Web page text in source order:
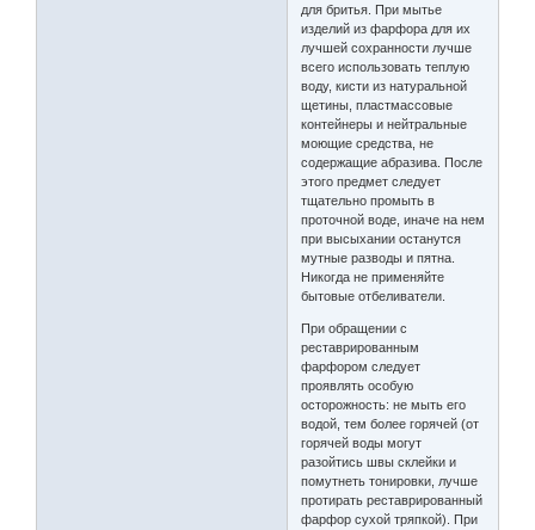
для бритья. При мытье
изделий из фарфора для их
лучшей сохранности лучше
всего использовать теплую
воду, кисти из натуральной
щетины, пластмассовые
контейнеры и нейтральные
моющие средства, не
содержащие абразива. После
этого предмет следует
тщательно промыть в
проточной воде, иначе на нем
при высыхании останутся
мутные разводы и пятна.
Никогда не применяйте
бытовые отбеливатели.
При обращении с
реставрированным
фарфором следует
проявлять особую
осторожность: не мыть его
водой, тем более горячей (от
горячей воды могут
разойтись швы склейки и
помутнеть тонировки, лучше
протирать реставрированный
фарфор сухой тряпкой). При